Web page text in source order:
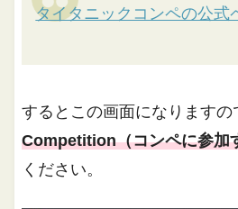
タイタニックコンペの公式
するとこの画面になりますの
Competition（コンペに参加
ください。